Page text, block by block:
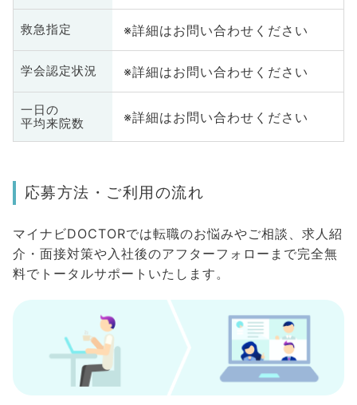
救急指定 ※詳細はお問い合わせください
学会認定状況 ※詳細はお問い合わせください
一日の
平均来院数
※詳細はお問い合わせください
応募方法・ご利用の流れ
マイナビDOCTORでは転職のお悩みやご相談、求人紹
介・面接対策や入社後のアフターフォローまで完全無
料でトータルサポートいたします。